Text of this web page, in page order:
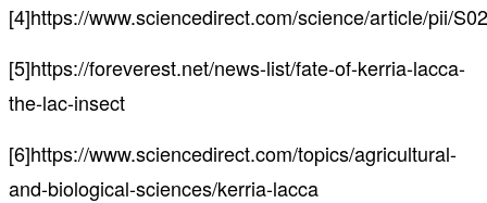
[4]https://www.sciencedirect.com/science/article/pii/
[5]https://foreverest.net/news-list/fate-of-kerria-lacca-
the-lac-insect
[6]https://www.sciencedirect.com/topics/agricultural-
and-biological-sciences/kerria-lacca